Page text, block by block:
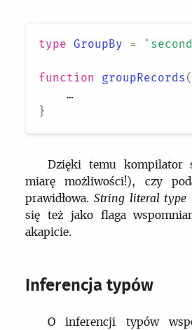
type GroupBy =
function groupRecords (
}
Dzięki temu kompilator
miarę możliwości!), czy
prawidłowa.String literal type
się też jako flaga
akapicie.
Inferencja typów
O inferencji typów